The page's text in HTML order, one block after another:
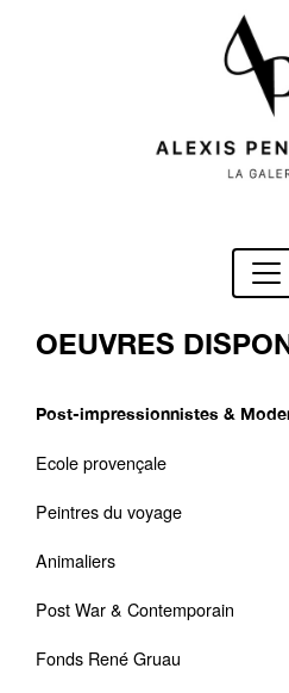
OEUVRES
Post-impressionnistes &
Ecole provençale
Peintres du voyage
Animaliers
Post War & Contemporain
Fonds René Gruau